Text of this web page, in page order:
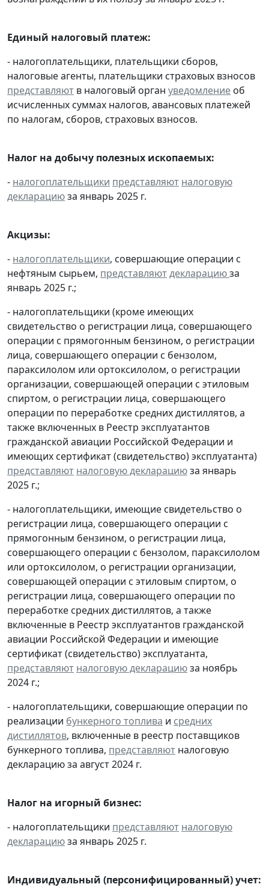
Единый налоговый платеж:
- налогоплательщики, плательщики сборов,
налоговые агенты, плательщики страховых взносов
представляют в налоговый орган уведомление об
исчисленных суммах налогов, авансовых платежей
по налогам, сборов, страховых взносов.
Налог на добычу полезных ископаемых:
- налогоплательщики представляют налоговую
декларациюза январь 2025 г.
Акцизы:
- налогоплательщики, совершающие операции с
нефтяным сырьем, представляютдекларациюза
январь 2025 г.;
- налогоплательщики (кроме имеющих
свидетельство о регистрации лица, совершающего
операции с прямогонным бензином, о регистрации
лица, совершающего операции с бензолом,
параксилолом или ортоксилолом, о регистрации
организации, совершающей операции с этиловым
спиртом, о регистрации лица, совершающего
операции по переработке средних дистиллятов, а
также включенных в Реестр эксплуатантов
гражданской авиации Российской Федерации и
имеющих сертификат (свидетельство) эксплуатанта)
представляют налоговую декларациюза январь
2025 г.;
- налогоплательщики, имеющие свидетельство о
регистрации лица, совершающего операции с
прямогонным бензином, о регистрации лица,
совершающего операции с бензолом, параксилолом
или ортоксилолом, о регистрации организации,
совершающей операции с этиловым спиртом, о
регистрации лица, совершающего операции по
переработке средних дистиллятов, а также
включенные в Реестр эксплуатантов гражданской
авиации Российской Федерации и имеющие
сертификат (свидетельство) эксплуатанта,
представляют налоговую декларациюза ноябрь
2024 г.;
- налогоплательщики, совершающие операции по
реализации бункерного топлива и средних
дистиллятов, включенные в реестр поставщиков
бункерного топлива, представляют налоговую
декларацию за август 2024 г.
Налог на игорный бизнес:
- налогоплательщики представляют налоговую
декларациюза январь 2025 г.
Индивидуальный (персонифицированный) учет: